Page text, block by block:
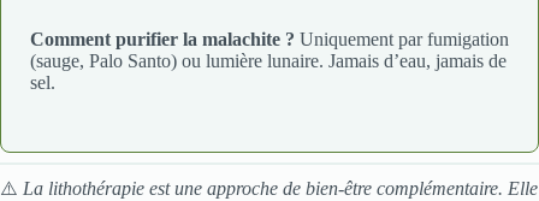
Comment purifier la malachite ? Uniquement par fumigation
(sauge, Palo Santo) ou lumière lunaire. Jamais d’eau, jamais de
sel.
⚠️ La lithothérapie est une approche de bien-être complémentaire. Elle